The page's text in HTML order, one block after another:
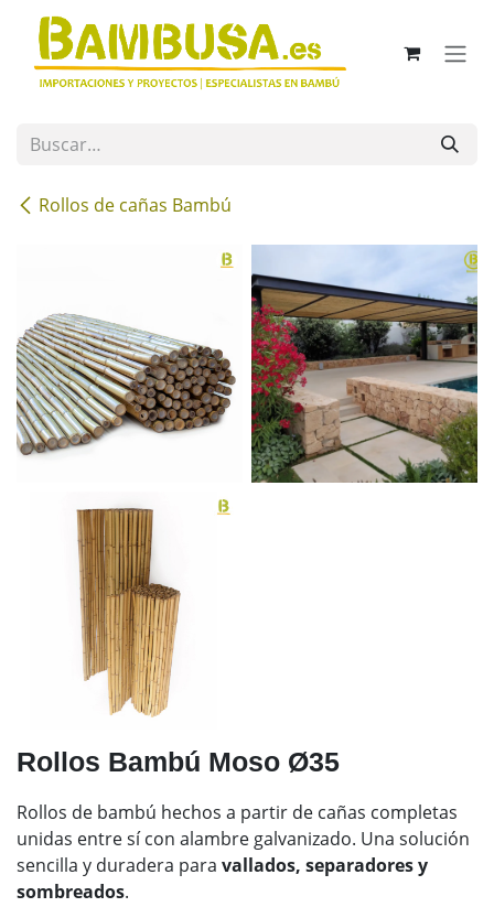
Ir al contenido
Rollos de cañas Bambú
Rollos Bambú Moso Ø35
Rollos de bambú hechos a partir de cañas completas
unidas entre sí con alambre galvanizado. Una solución
sencilla y duradera para vallados, separadores y
sombreados.